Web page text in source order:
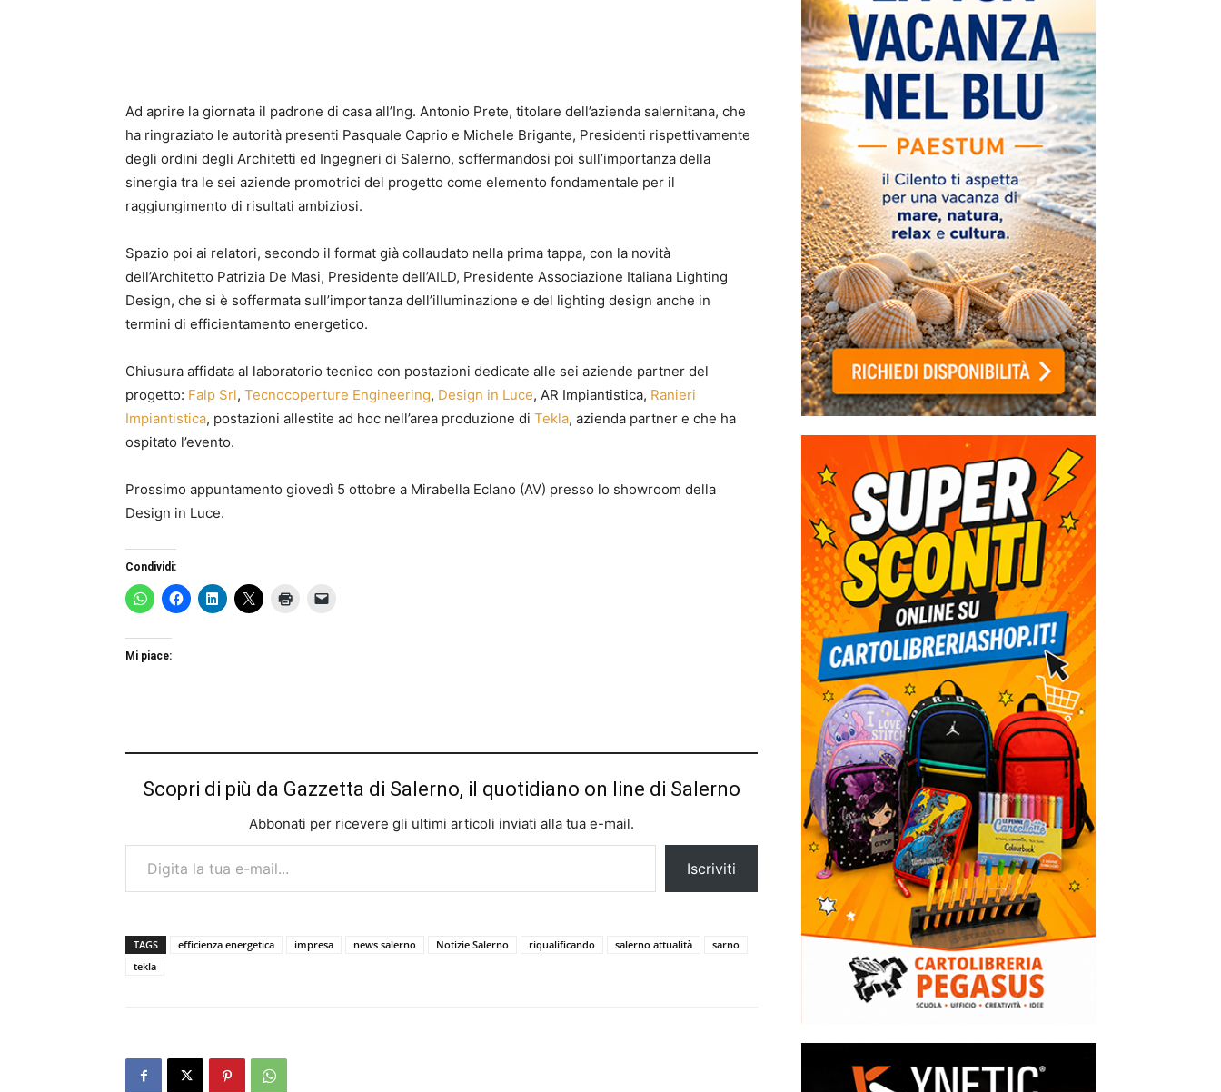
Ad aprire la giornata il padrone di casa all’Ing. Antonio Prete, titolare dell’azienda salernitana, che
ha ringraziato le autorità presenti Pasquale Caprio e Michele Brigante, Presidenti rispettivamente
degli ordini degli Architetti ed Ingegneri di Salerno, soffermandosi poi sull’importanza della
sinergia tra le sei aziende promotrici del progetto come elemento fondamentale per il
raggiungimento di risultati ambiziosi.
Spazio poi ai relatori, secondo il format già collaudato nella prima tappa, con la novità
dell’Architetto Patrizia De Masi, Presidente dell’AILD, Presidente Associazione Italiana Lighting
Design, che si è soffermata sull’importanza dell’illuminazione e del lighting design anche in
termini di efficientamento energetico.
Chiusura affidata al laboratorio tecnico con postazioni dedicate alle sei aziende partner del
progetto: Falp Srl, Tecnocoperture Engineering, Design in Luce, AR Impiantistica, Ranieri
Impiantistica, postazioni allestite ad hoc nell’area produzione di Tekla, azienda partner e che ha
ospitato l’evento.
Prossimo appuntamento giovedì 5 ottobre a Mirabella Eclano (AV) presso lo showroom della
Design in Luce.
Condividi:
Mi piace:
Scopri di più da Gazzetta di Salerno, il quotidiano on line di Salerno
Abbonati per ricevere gli ultimi articoli inviati alla tua e-mail.
Digita la tua e-mail...
Iscriviti
TAGS efficienza energetica impresa news salerno Notizie Salerno riqualificando salerno attualità
sarno
tekla